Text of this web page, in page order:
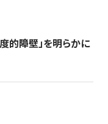
的障壁」を明らかに